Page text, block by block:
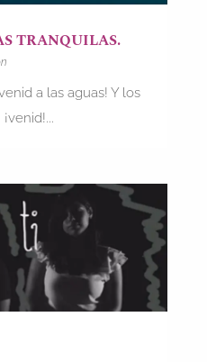
TRANQUILAS.
a las aguas! Y los